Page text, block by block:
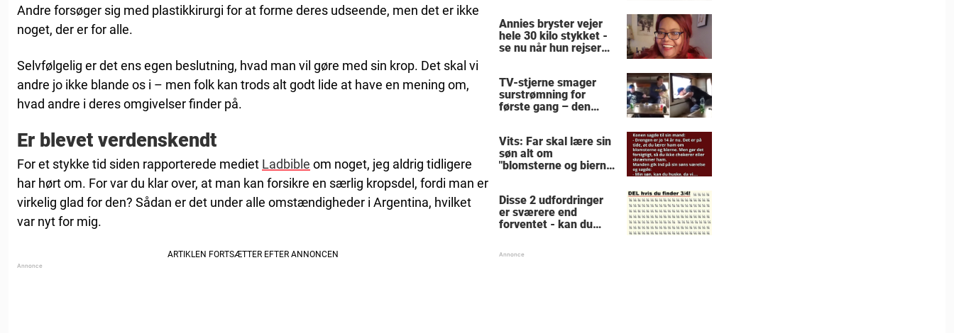
Andre forsøger sig med plastikkirurgi for at forme deres udseende, men det er ikke
noget, der er for alle.
Selvfølgelig er det ens egen beslutning, hvad man vil gøre med sin krop. Det skal vi
andre jo ikke blande os i – men folk kan trods alt godt lide at have en mening om,
hvad andre i deres omgivelser finder på.
Er blevet verdenskendt
For et stykke tid siden rapporterede mediet Ladbible om noget, jeg aldrig tidligere
har hørt om. For var du klar over, at man kan forsikre en særlig kropsdel, fordi man er
virkelig glad for den? Sådan er det under alle omstændigheder i Argentina, hvilket
var nyt for mig.
Annies bryster vejer
hele 30 kilo stykket -
se nu når hun rejser
TV-stjerne smager
surstrømning for
første gang – den
skrige af grin
Vits: Far skal lære sin
søn alt om
"blomsterne og bierne"
skilsmisse
Disse 2 udfordringer
er sværere end
forventet - kan du